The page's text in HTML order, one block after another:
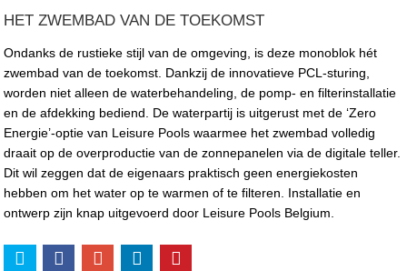
HET ZWEMBAD VAN DE TOEKOMST
Ondanks de rustieke stijl van de omgeving, is deze monoblok hét
zwembad van de toekomst. Dankzij de innovatieve PCL-sturing,
worden niet alleen de waterbehandeling, de pomp- en filterinstallatie
en de afdekking bediend. De waterpartij is uitgerust met de ‘Zero
Energie’-optie van Leisure Pools waarmee het zwembad volledig
draait op de overproductie van de zonnepanelen via de digitale teller.
Dit wil zeggen dat de eigenaars praktisch geen energiekosten
hebben om het water op te warmen of te filteren. Installatie en
ontwerp zijn knap uitgevoerd door Leisure Pools Belgium.